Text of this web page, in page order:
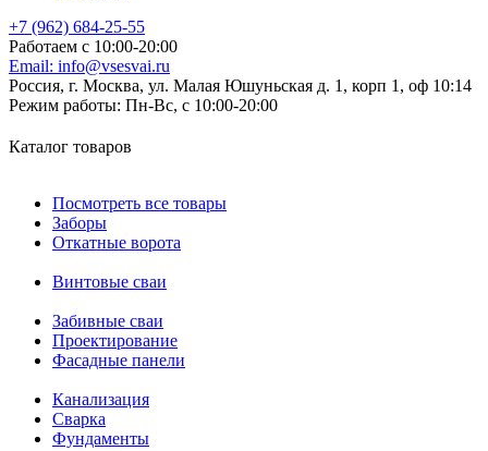
+7 (962) 684-25-55
Работаем с 10:00-20:00
Email: info@vsesvai.ru
Россия, г. Москва, ул. Малая Юшуньская д. 1, корп 1, оф 10:14
Режим работы: Пн-Вс, с 10:00-20:00
Каталог товаров
Посмотреть все товары
Заборы
Откатные ворота
Винтовые сваи
Забивные сваи
Проектирование
Фасадные панели
Канализация
Сварка
Фундаменты